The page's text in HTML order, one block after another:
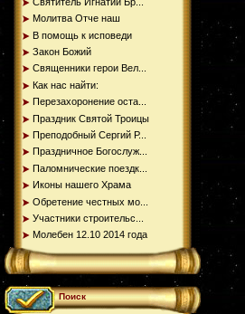
Молитва Отче наш
В помощь к исповеди
Закон Божий
Священники герои Вел...
Как нас найти:
Перезахоронение оста...
Праздник Святой Троицы
Преподобный Сергий Р...
Праздничное Богослуж...
Паломнические поездк...
Иконы нашего Храма
Обретение честных мо...
Участники строительс...
Молебен 12.10 2014 года
Поиск